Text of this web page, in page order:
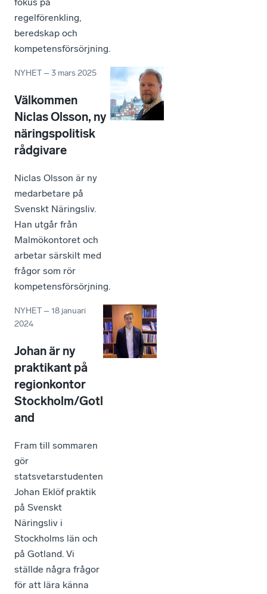
regelförenkling,
beredskap och
kompetensförsörjning.
NYHET –3 mars 2025
Välkommen
Niclas Olsson, ny
näringspolitisk
rådgivare
Niclas Olsson är ny
medarbetare på
Svenskt Näringsliv.
Han utgår från
Malmökontoret och
arbetar särskilt med
frågor som rör
kompetensförsörjning.
NYHET –18 januari
2024
Johan är ny
praktikant på
regionkontor
Stockholm/Gotl
and
Fram till sommaren
gör
statsvetarstudenten
Johan Eklöf praktik
på Svenskt
Näringsliv i
Stockholms län och
på Gotland. Vi
ställde några frågor
för att lära känna